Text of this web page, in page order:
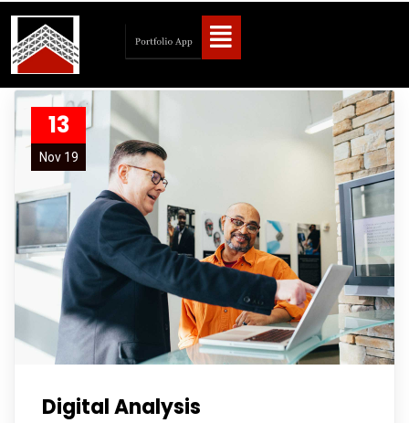
13
Nov 19
Digital Analysis